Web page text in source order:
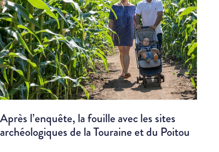
Après l’enquête, la fouille avec les sites
archéologiques de la Touraine et du Poitou